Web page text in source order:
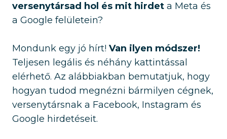
versenytársad hol és mit hirdet a Meta és
a Google felületein?
Mondunk egy jó hírt! Van ilyen módszer!
Teljesen legális és néhány kattintással
elérhető. Az alábbiakban bemutatjuk, hogy
hogyan tudod megnézni bármilyen cégnek,
versenytársnak a Facebook, Instagram és
Google hirdetéseit.